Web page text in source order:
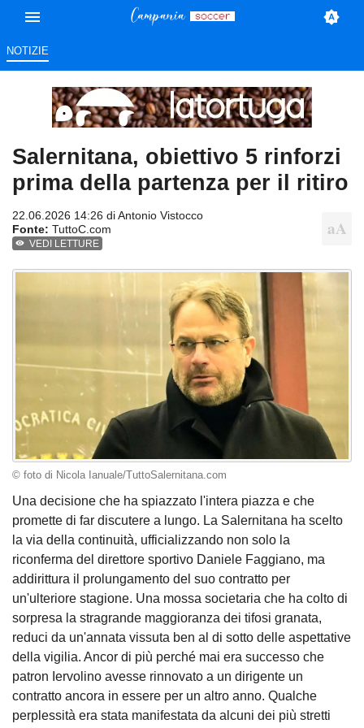
NOTIZIE
Salernitana, obiettivo 5 rinforzi
prima della partenza per il ritiro
22.06.2026 14:26 diAntonio Vistocco
Fonte: TuttoC.com
VEDI LETTURE
© foto di Nicola Ianuale/TuttoSalernitana.com
Una decisione che ha spiazzato l'intera piazza e che
promette di far discutere a lungo. La Salernitana ha scelto
la via della continuità, ufficializzando non solo la
riconferma del direttore sportivo Daniele Faggiano, ma
addirittura il prolungamento del suo contratto per
un'ulteriore stagione. Una mossa societaria che ha colto di
sorpresa la stragrande maggioranza dei tifosi granata,
reduci da un'annata vissuta ben al di sotto delle aspettative
della vigilia. Ancor di più perché mai era successo che
patron Iervolino avesse rinnovato a un dirigente un
contratto ancora in essere per un altro anno. Qualche
perplessità era stata manifestata da alcuni dei più stretti